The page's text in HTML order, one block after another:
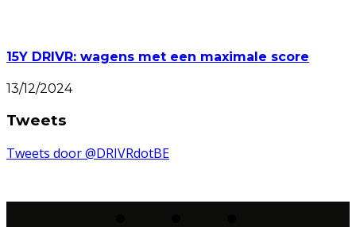
15Y DRIVR: wagens met een maximale score
13/12/2024
Tweets
Tweets door @DRIVRdotBE